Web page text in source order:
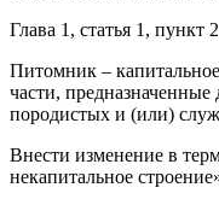
Глава 1, статья 1, пункт
Питомник –
части, предназначенные
породистых и (или)
Внести изменение в
некапитальное